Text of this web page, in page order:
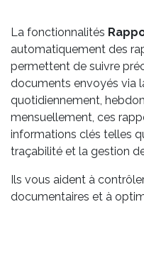
La fonctionnalités
automatiquement des
permettent de suivre
documents envoyés via
quotidiennement,
mensuellement, ces
informations clés telles
traçabilité et la gestion
Ils vous aident à
documentaires et à